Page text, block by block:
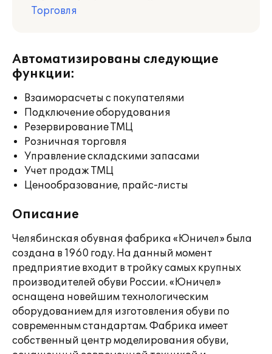
Торговля
Автоматизированы следующие
функции:
Взаиморасчеты с покупателями
Подключение оборудования
Резервирование ТМЦ
Розничная торговля
Управление складскими запасами
Учет продаж ТМЦ
Ценообразование, прайс-листы
Описание
Челябинская обувная фабрика «Юничел» была
создана в 1960 году. На данный момент
предприятие входит в тройку самых крупных
производителей обуви России. «Юничел»
оснащена новейшим технологическим
оборудованием для изготовления обуви по
современным стандартам. Фабрика имеет
собственный центр моделирования обуви,